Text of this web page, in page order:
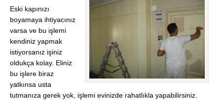
Eski kapınızı
boyamaya ihtiyacınız
varsa ve bu işlemi
kendiniz yapmak
istiyorsanız işiniz
oldukça kolay. Eliniz
bu işlere biraz
yatkınsa usta
tutmanıza gerek yok, işlemi evinizde rahatlıkla yapabilirsiniz.